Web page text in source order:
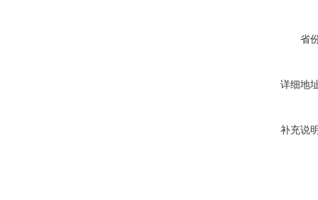
省
详细地
补充说